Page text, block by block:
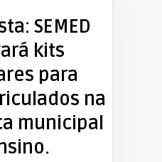
SEMED
kits
para
na
municipal